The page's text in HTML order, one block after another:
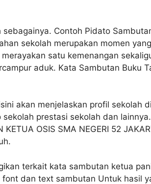
Contoh Pidato
sekolah merupakan momen
satu kemenangan
aduk. Kata Sambutan Buku
akan menjelaskan profil sekolah
prestasi sekolah dan
OSIS SMA NEGERI 52
terkait kata sambutan ketua
dan text sambutan Untuk hasil